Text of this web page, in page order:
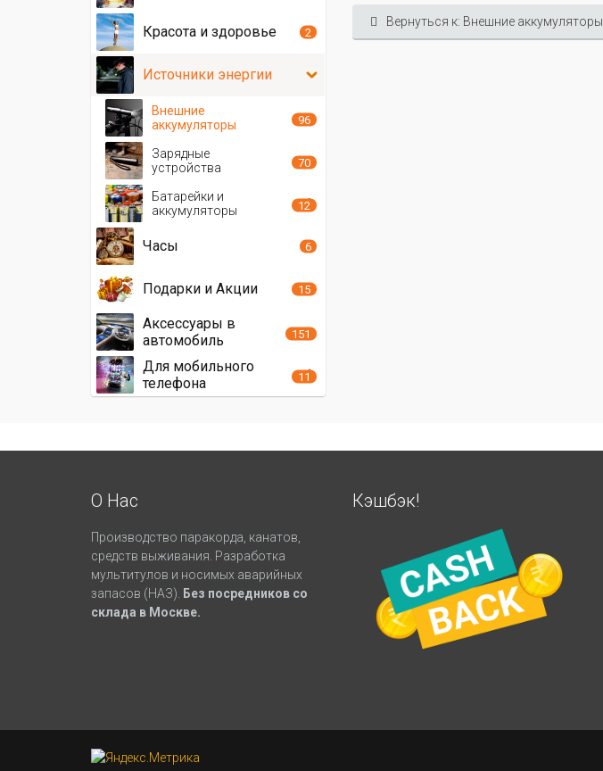
Вернуться к: Внешние аккумуляторы
Красота и здоровье 2
Источники энергии
Внешние
аккумуляторы
96
Зарядные
устройства
70
Батарейки и
аккумуляторы
12
Часы 6
Подарки и Акции 15
Аксессуары в
автомобиль
151
Для мобильного
телефона
11
О Нас
Производство паракорда, канатов,
средств выживания. Разработка
мультитулов и носимых аварийных
запасов (НАЗ).
Без посредников со
склада в Москве.
Кэшбэк!